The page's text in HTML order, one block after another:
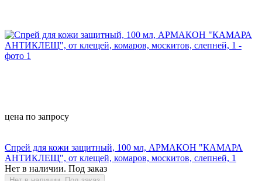
цена по запросу
Спрей для кожи защитный, 100 мл, АРМАКОН "КАМАРА
АНТИКЛЕЩ", от клещей, комаров, москитов, слепней, 1
Нет в наличии. Под заказ